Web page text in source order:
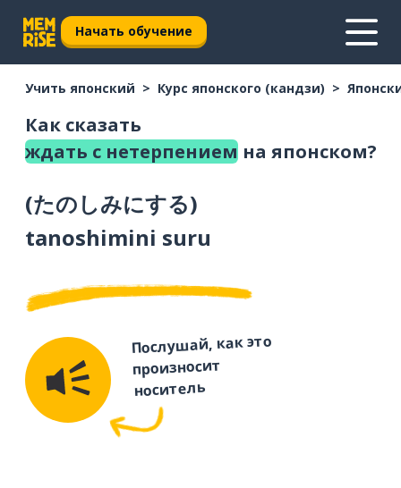
Начать обучение
Учить японский Курс японского (кандзи)
Как сказать
ждать с нетерпением на японском?
(たのしみにする)
tanoshimini suru
Послушай, как это
произносит
носитель